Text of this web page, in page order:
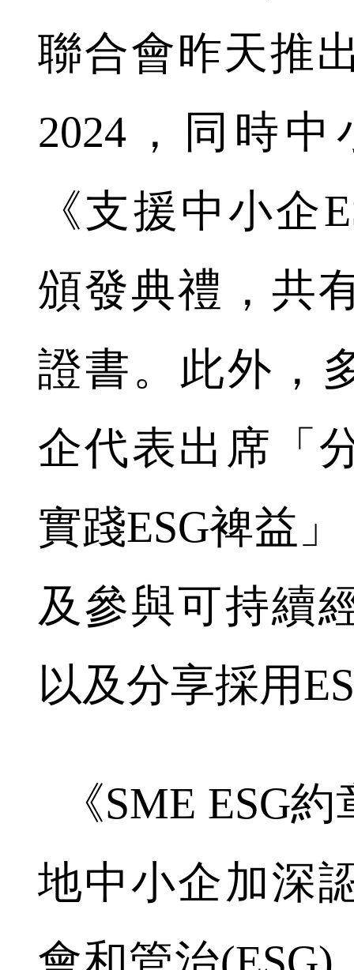
聯合會昨天推
2024，同時
《支援中小企
頒發典禮，共
證書。此外，
企代表出席「
實踐ESG裨益
及參與可持續
以及分享採用
《SME ESG
地中小企加深